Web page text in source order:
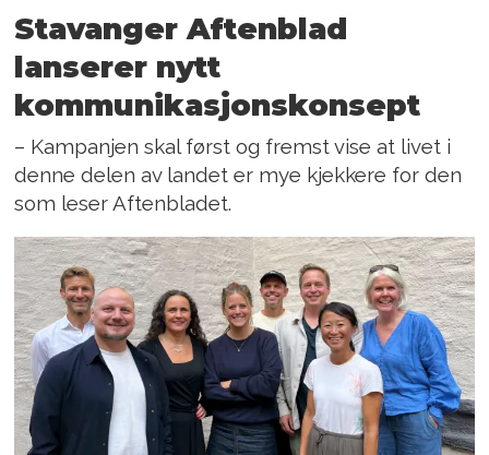
Stavanger Aftenblad
lanserer nytt
kommunikasjons­konsept
– Kampanjen skal først og fremst vise at livet i
denne delen av landet er mye kjekkere for den
som leser Aftenbladet.